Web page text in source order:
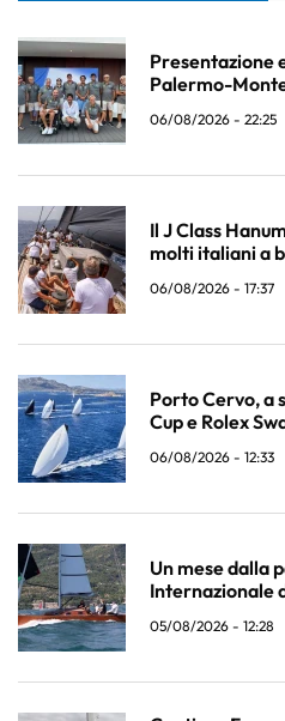
Presentazione
Palermo-
06/08/2026 - 22:25
Il J Class
molti italiani a
06/08/2026 - 17:37
Porto Cervo, a
Cup e Rolex
06/08/2026 - 12:33
Un mese dalla
Internazionale
05/08/2026 - 12:28